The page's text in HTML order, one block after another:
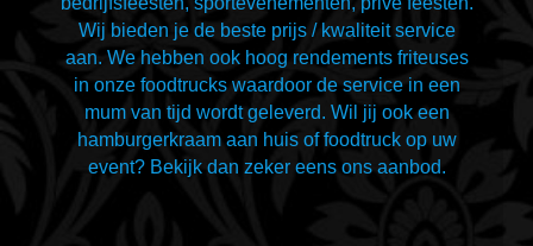
Wij bieden je de beste prijs / kwaliteit service
aan. We hebben ook hoog rendements friteuses
in onze foodtrucks waardoor de service in een
mum van tijd wordt geleverd. Wil jij ook een
hamburgerkraam aan huis of foodtruck op uw
event? Bekijk dan zeker eens ons aanbod.